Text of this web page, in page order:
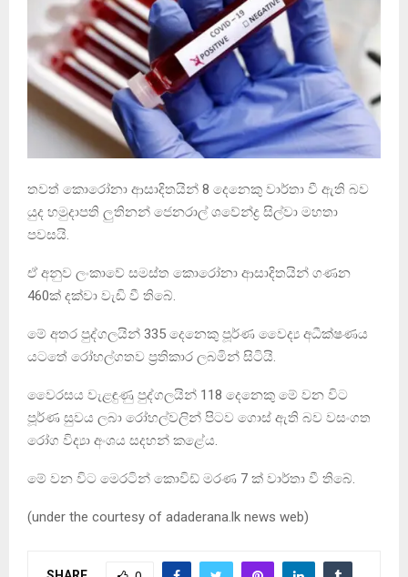
තවත් කොරෝනා ආසාදිතයින් 8 දෙනෙකු වාර්තා වී ඇති බව
යුද හමුදාපති ලුතිනන් ජෙනරාල් ශවේන්ද්‍ර සිල්වා මහතා
පවසයි.
ඒ අනුව ලංකාවේ සමස්ත කොරෝනා ආසාදිතයින් ගණන
460ක් දක්වා වැඩි වී තිබේ.
මේ අතර පුද්ගලයින් 335 දෙනෙකු පූර්ණ වෛද්‍ය අධීක්ෂණය
යටතේ රෝහල්ගතව ප්‍රතිකාර ලබමින් සිටියි.
වෛරසය වැළඳුණු පුද්ගලයින් 118 දෙනෙකු මේ වන විට
පූර්ණ සුවය ලබා රෝහල්වලින් පිටව ගොස් ඇති බව වසංගත
රෝග විද්‍යා අංශය සදහන් කළේය.
මේ වන විට මෙරටින් කොවිඩ් මරණ 7 ක් වාර්තා වී තිබේ.
(under the courtesy of adaderana.lk news web)